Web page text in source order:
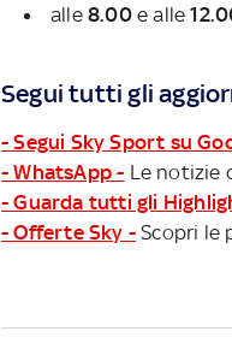
alle 8.00e alle
Segui tutti gli
- Segui Sky Sport su
- WhatsApp - Le notizie
- Guarda tutti gli
- Offerte Sky - Scopri le